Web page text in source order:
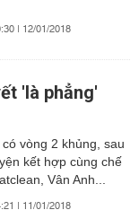
| 12/01/2018
'là phẳng'
vòng 2 khủng, sau
kết hợp cùng chế
Vân Anh...
| 11/01/2018